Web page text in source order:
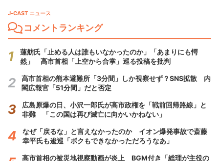
J-CAST ニュース
コメントランキング
蓮舫氏「止める人は誰もいなかったのか」「あまりにも愕
然」 高市首相「上空から合掌」巡る投稿を批判
高市首相の熊本避難所「3分間」しか視察せず？SNS拡散 内
閣広報官「51分間」だと否定
広島原爆の日、小沢一郎氏が高市政権を「戦前回帰路線」と
非難 「この国は再び滅亡に向かいかねない」
なぜ「戻るな」と言えなかったのか イオン爆発事故で斎藤
幸平氏も逡巡「ボクもできなかっただろうなあ」
高市首相の被災地視察動画が炎上 BGM付き「総理が主役の